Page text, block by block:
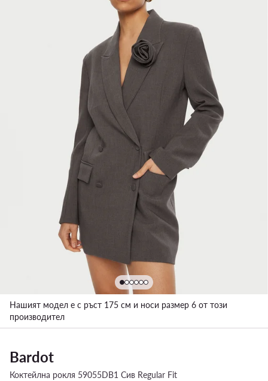
Нашият модел е с ръст 175 см и носи размер 6 от този
производител
Bardot
Коктейлна рокля 59055DB1 Сив Regular Fit